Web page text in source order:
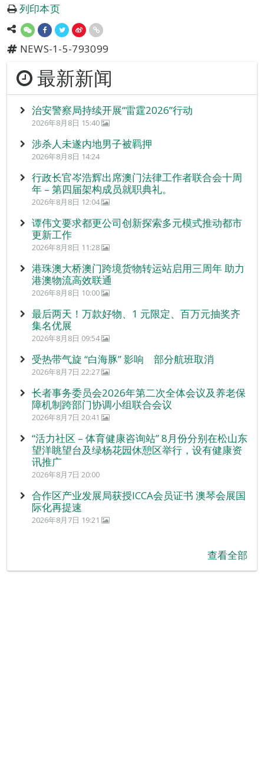
列印本页
NEWS-1-5-793099
最新新闻
治安警察局持续开展“雷霆2026”行动
2026年8月8日 15:40
涉杀人未遂内地男子被羁押
2026年8月8日 14:24
行政长官岑浩辉出席澳门法律工作者联合会十周
年 – 第四届架构成员就职典礼。
2026年8月8日 12:04
谭伟文要求都更公司创新探索多元模式推动都市
更新工作
2026年8月8日 11:28
港珠澳大桥澳门跨境货物转运站启用三周年 助力
港澳物流高效联通
2026年8月8日 10:00
最后两天！万款好物、1 元限定、百万元抽奖齐
集名优展
2026年8月8日 09:54
受热带气旋 “白海豚” 影响 部分航班取消
2026年8月7日 22:27
长者事务委员会2026年第二次全体会议及养老保
障机制跨部门协调小组联合会议
2026年8月7日 20:41
“活力社区 – 体育健康咨询站” 8月份分别在松山东
望洋眺望台及绿杨花园休憩区举行，设有健康资
讯推广
2026年8月7日 20:00
合作区产业发展局获授ICCA会员证书 澳琴会展国
际化再提速
2026年8月7日 19:21
查看全部